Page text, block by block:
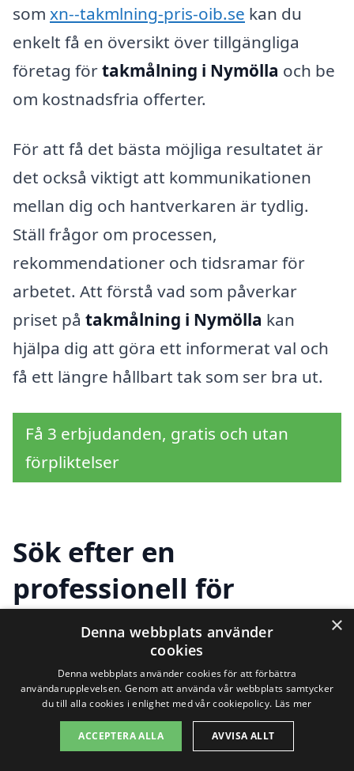
som xn--takmlning-pris-oib.se kan du
enkelt få en översikt över tillgängliga
företag förtakmålning i Nymölla och be
om kostnadsfria offerter.
För att få det bästa möjliga resultatet är
det också viktigt att kommunikationen
mellan dig och hantverkaren är tydlig.
Ställ frågor om processen,
rekommendationer och tidsramar för
arbetet. Att förstå vad som påverkar
priset på takmålning i Nymölla kan
hjälpa dig att göra ett informerat val och
få ett längre hållbart tak som ser bra ut.
Få 3 erbjudanden, gratis och utan
förpliktelser
Sök efter en
professionell för
takmålning i andra
städer nära Nymölla
Att hitta kunnig hjälp förtakmålning i
Nymöllaär enklare än du kanske tror. Det
×
Denna webbplats använder
cookies
Denna webbplats använder cookies för att förbättra
användarupplevelsen. Genom att använda vår webbplats samtycker
du till alla cookies i enlighet med vår cookiepolicy. Läs mer
ACCEPTERA ALLA AVVISA ALLT